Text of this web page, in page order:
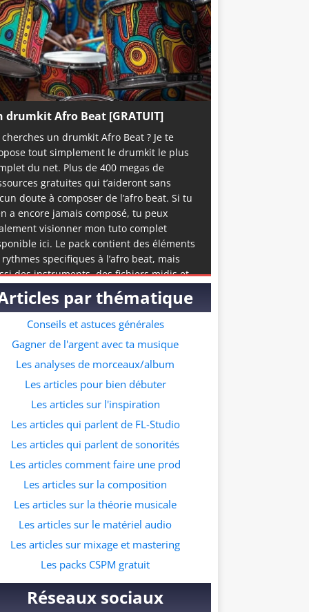
drumkit Afro Beat [GRATUIT]
cherches un drumkit Afro Beat ? Je te
tout simplement le drumkit le plus
du net. Plus de 400 megas de
gratuites qui t’aideront sans
doute à composer de l’afro beat. Si tu
a encore jamais composé, tu peux
visionner mon tuto complet
ici. Le pack contient des éléments
specifiques à l’afro beat, mais
des instruments, des fichiers midis et
quelques accapelas et loops prête à
C’est de loin la meilleure ressource
ceux qui souhaitent commencer à faire
prods dans ce genre musicale. A quelle
veux tu recevoir le pack ?
par thématique
Conseils et astuces générales
Gagner de l'argent avec ta musique
Les analyses de morceaux/album
Les articles pour bien débuter
Les articles sur l'inspiration
Les articles qui parlent de FL-Studio
Les articles qui parlent de sonorités
Les articles comment faire une prod
Les articles sur la composition
Les articles sur la théorie musicale
Les articles sur le matériel audio
Les articles sur mixage et mastering
Les packs CSPM gratuit
Réseaux sociaux